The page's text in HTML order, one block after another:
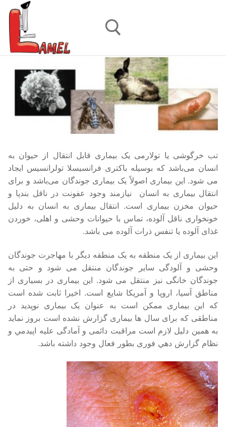
جستجو برای:
تب خرگوشی یا تولارمی یک بیماری قابل انتقال از حیوان به
انسان می‌باشد که بوسیله باکتری فرانسیسلا تولرانسیس ایجاد
می شود. این بیماری اصولاً یک بیماری جوندگان می‌باشد و برای
انتقال بیماری به انسان نیازمند وجود عفونت در ناقل بندپا و
حیوان مخزن بیماری است. انتقال بیماری به انسان به دلیل
خونخواری ناقل آلوده، تماس با حیوانات وحشی و اهلی، خوردن
غذای آلوده یا تنفس ذرات آلوده می باشد.
این بیماری از یک منطقه به یک منطقه دیگر با مهاجرت جوندگان
وحشی و آلودگی سایر جوندگان منتقل می شود و حتی به
جوندگان خانگی نیز منتقل می شود. این بیماری در بسیاری از
مناطق آسیا، اروپا و آمریکا شایع است. اخیرا ثابت شده است
که این بیماری ممکن است به عنوان یک بیماری نوپدید در
مناطقی که برای سال ها بیماری گزارش نشده است بروز نماید
به همین دلیل لازم است مراقبت دائمی و آمادگی علیه اپیدمي و
نظام گزارش دهي فوری بطور فعال وجود داشته باشد.